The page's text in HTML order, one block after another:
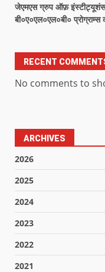
जेएमएस ग्रुप ऑफ़ इंस्टीट्यूशंस
बी०ए०एल०एल०बी०
RECENT
No comments to
ARCHIVES
2026
2025
2024
2023
2022
2021